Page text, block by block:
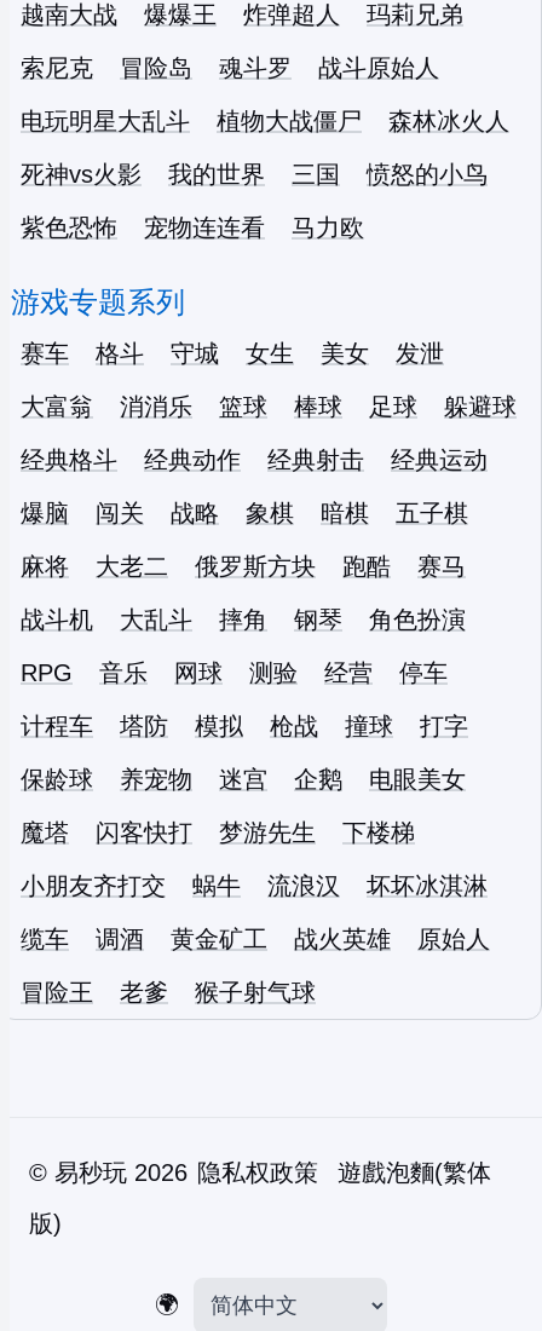
越南大战
爆爆王 炸弹超人
玛莉兄弟
索尼克
冒险岛 魂斗罗
战斗原始人
电玩明星大乱斗
植物大战僵尸
森林冰火人
死神vs火影
我的世界 三国
愤怒的小鸟
紫色恐怖
宠物连连看 马力欧
游戏专题系列
赛车 格斗 守城 女生 美女
发泄
大富翁
消消乐 篮球 棒球 足球
躲避球
经典格斗
经典动作 经典射击
经典运动
爆脑
闯关 战略 象棋 暗棋
五子棋
麻将
大老二 俄罗斯方块 跑酷
赛马
战斗机
大乱斗 摔角 钢琴
角色扮演
RPG
音乐 网球 测验 经营
停车
计程车
塔防 模拟 枪战 撞球
打字
保龄球
养宠物 迷宫 企鹅
电眼美女
魔塔
闪客快打 梦游先生
下楼梯
小朋友齐打交
蜗牛 流浪汉
坏坏冰淇淋
缆车
调酒 黄金矿工 战火英雄
原始人
冒险王
老爹 猴子射气球
© 易秒玩 2026 隐私权政策
遊戲泡麵(繁体
版)
🌍